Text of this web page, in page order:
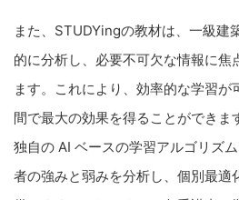
また、STUDYingの教材は、一級建
的に分析し、必要不可欠な情報に焦
ます。これにより、効率的な学習
間で最大の効果を得ることができ
独自の AI ベースの学習アルゴリズ
者の強みと弱みを分析し、個別最適